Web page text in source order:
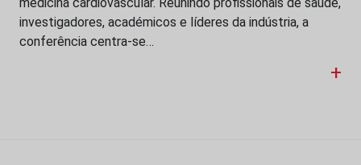
investigadores, académicos e líderes da indústria, a
conferência centra-se…
+